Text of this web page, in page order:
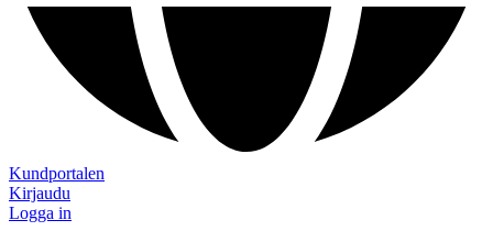
Kundportalen
Kirjaudu
Logga in